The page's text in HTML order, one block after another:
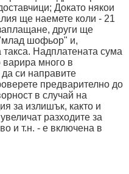
Докато някои
ще наемете коли - 21
други ще
"млад шофьор" и,
Надплатената сума
много в
си направите
предварително до
в случай на
за излишък, както и
разходите за
и т.н. - е включена в